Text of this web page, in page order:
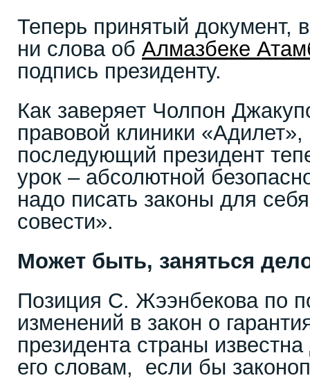
Теперь принятый документ,
ни слова об Алмазбеке
подпись президенту.
Как заверяет Чолпон
правовой клиники
последующий президент
урок – абсолютной
надо писать законы для
совести».
Может быть, заняться
Позиция С. Жээнбекова по
изменений в закон о
президента страны
его словам, если бы